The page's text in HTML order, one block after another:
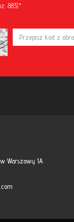
883).*
Warszawy 1A